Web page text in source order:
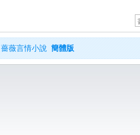
薔薇言情小說 簡體版